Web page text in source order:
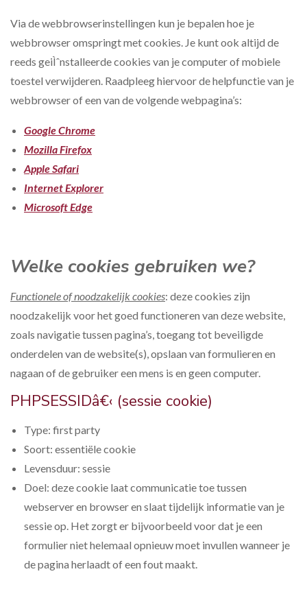
Via de webbrowserinstellingen kun je bepalen hoe je
webbrowser omspringt met cookies. Je kunt ook altijd de
reeds geiÌˆnstalleerde cookies van je computer of mobiele
toestel verwijderen. Raadpleeg hiervoor de helpfunctie van je
webbrowser of een van de volgende webpagina’s:
Google Chrome
Mozilla Firefox
Apple Safari
Internet Explorer
Microsoft Edge
Welke cookies gebruiken we?
Functionele of noodzakelijk cookies: deze cookies zijn
noodzakelijk voor het goed functioneren van deze website,
zoals navigatie tussen pagina’s, toegang tot beveiligde
onderdelen van de website(s), opslaan van formulieren en
nagaan of de gebruiker een mens is en geen computer.
PHPSESSIDâ€‹ (sessie cookie)
Type: first party
Soort: essentiële cookie
Levensduur: sessie
Doel: deze cookie laat communicatie toe tussen
webserver en browser en slaat tijdelijk informatie van je
sessie op. Het zorgt er bijvoorbeeld voor dat je een
formulier niet helemaal opnieuw moet invullen wanneer je
de pagina herlaadt of een fout maakt.